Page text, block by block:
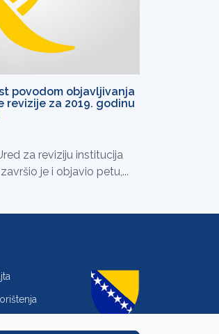
povodom objavljivanja
revizije za 2019. godinu
za reviziju institucija
je i objavio petu,...